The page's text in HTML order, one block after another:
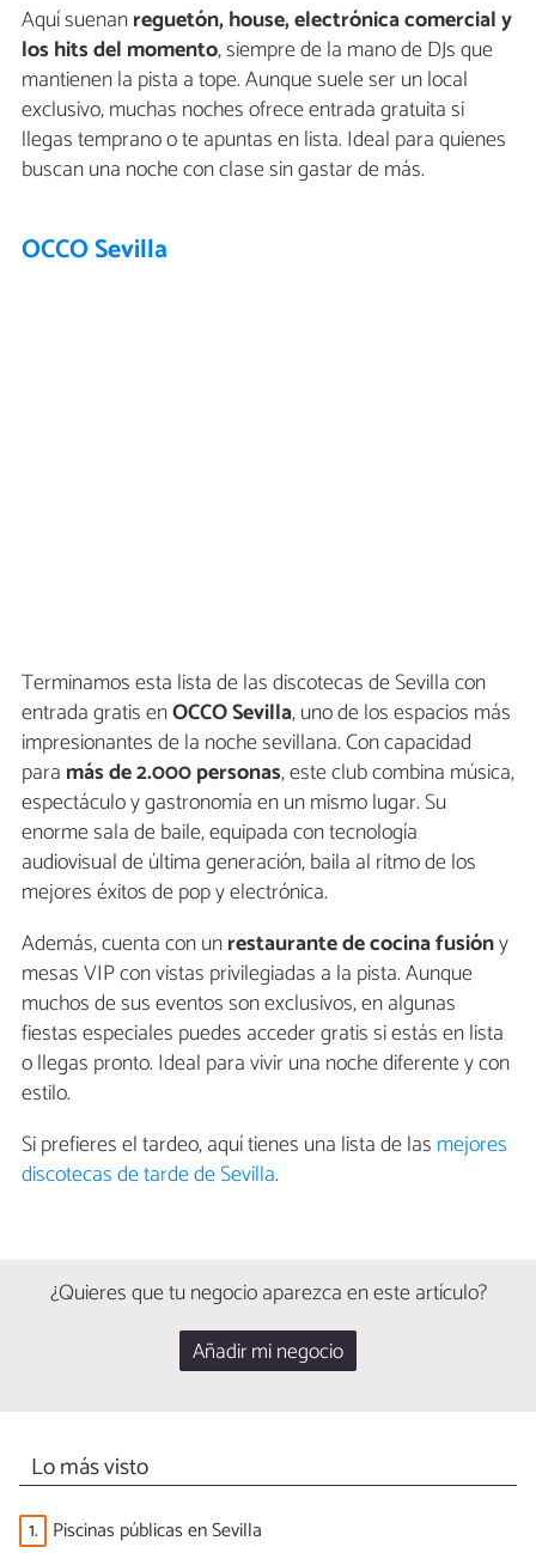
Aquí suenanreguetón, house, electrónica comercial y
los hits del momento, siempre de la mano de DJs que
mantienen la pista a tope. Aunque suele ser un local
exclusivo, muchas noches ofrece entrada gratuita si
llegas temprano o te apuntas en lista. Ideal para quienes
buscan una noche con clase sin gastar de más.
OCCO Sevilla
Terminamos esta lista de las discotecas de Sevilla con
entrada gratis enOCCO Sevilla, uno de los espacios más
impresionantes de la noche sevillana. Con capacidad
para más de 2.000 personas, este club combina música,
espectáculo y gastronomía en un mismo lugar. Su
enorme sala de baile, equipada con tecnología
audiovisual de última generación, baila al ritmo de los
mejores éxitos de pop y electrónica.
Además, cuenta con unrestaurante de cocina fusióny
mesas VIP con vistas privilegiadas a la pista. Aunque
muchos de sus eventos son exclusivos, en algunas
fiestas especiales puedes acceder gratis si estás en lista
o llegas pronto. Ideal para vivir una noche diferente y con
estilo.
Si prefieres el tardeo, aquí tienes una lista de las mejores
discotecas de tarde de Sevilla.
¿Quieres que tu negocio aparezca en este artículo?
Añadir mi negocio
Lo más visto
1. Piscinas públicas en Sevilla